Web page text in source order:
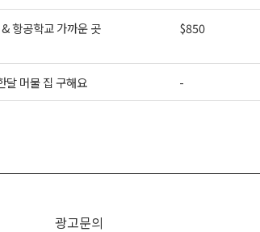
항공학교 가까운 곳 $850
머물 집 구해요 -
광고문의